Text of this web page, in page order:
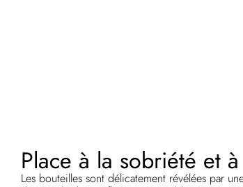
Place à la sobriété et
Les bouteilles sont délicatement révélées par